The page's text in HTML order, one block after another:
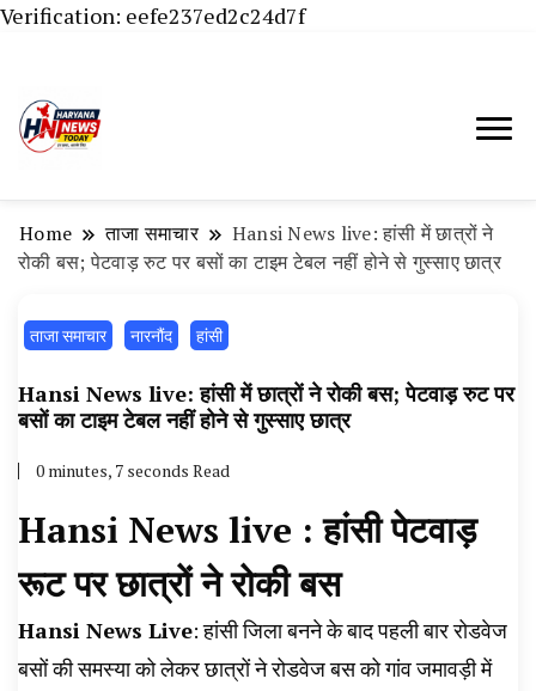
Verification: eefe237ed2c24d7f
हांसी, जींद और हरियाणा की ताजा खबरें
Haryana News Today, Haryana Live, Live
चैनल, Haryana News Today, Latest News
Hisar, Hisar Breaking News, Hansi News
News Live, Hansi News Live, Haryana ki
Taaja Khabar, Haryana Crime News Today,
Weather Update in Haryana, Weather Alert
Haryana Police Fir, Haryana Portet Update
News, Student Portest News, Kisan Protest
News, AHN News, Abtak Haryana News,
Home ताजा समाचार
Hansi News live: हांसी में छात्रों ने
रोकी बस; पेटवाड़ रुट पर बसों का टाइम टेबल नहीं होने से गुस्साए छात्र
ताजा समाचार नारनौंद हांसी
Hansi News live: हांसी में छात्रों ने रोकी बस; पेटवाड़ रुट पर
बसों का टाइम टेबल नहीं होने से गुस्साए छात्र
0 minutes, 7 seconds Read
Hansi News live : हांसी पेटवाड़
रूट पर छात्रों ने रोकी बस
Hansi News Live: हांसी जिला बनने के बाद पहली बार रोडवेज
बसों की समस्या को लेकर छात्रों ने रोडवेज बस को गांव जमावड़ी में